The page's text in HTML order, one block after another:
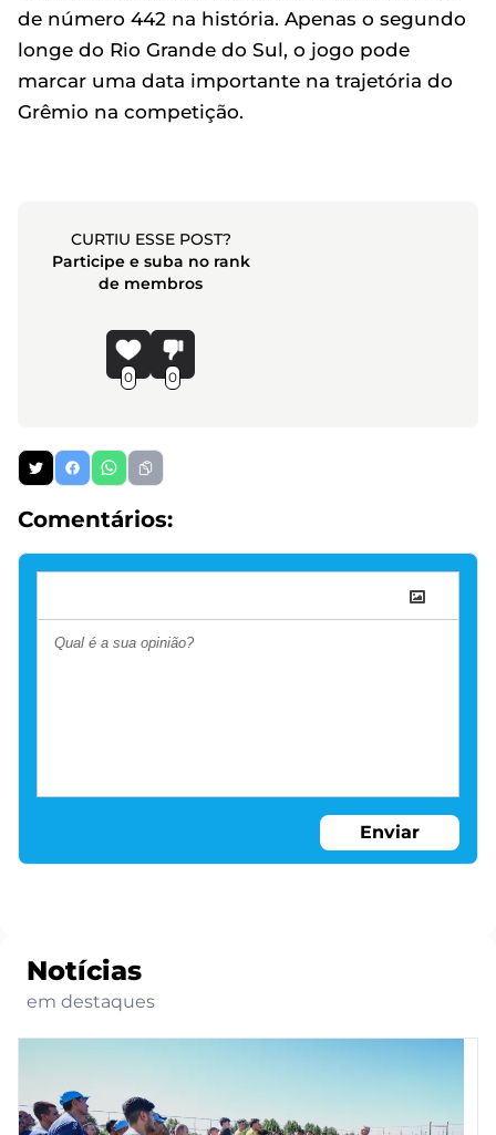
de número 442 na história. Apenas o segundo
longe do Rio Grande do Sul, o jogo pode
marcar uma data importante na trajetória do
Grêmio na competição.
CURTIU ESSE POST?
Participe e suba no rank
de membros
0 0
Comentários:
Enviar
Notícias
em destaques